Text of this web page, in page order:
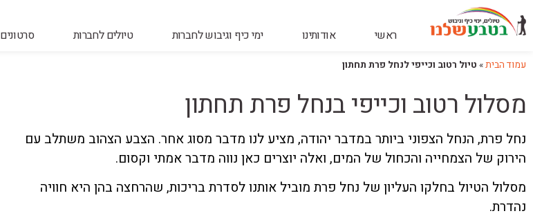
ראשי אודותינו ימי כיף וגיבוש לחברות טיולים לחברות סרטונים
עמוד הבית» טיול רטוב וכייפי לנחל פרת תחתון
מסלול רטוב וכייפי בנחל פרת תחתון
נחל פרת, הנחל הצפוני ביותר במדבר יהודה, מציע לנו מדבר מסוג אחר. הצבע הצהוב משתלב עם
הירוק של הצמחייה והכחול של המים, ואלה יוצרים כאן נווה מדבר אמתי וקסום.
מסלול הטיול בחלקו העליון של נחל פרת מוביל אותנו לסדרת בריכות, שהרחצה בהן היא חוויה
נהדרת.